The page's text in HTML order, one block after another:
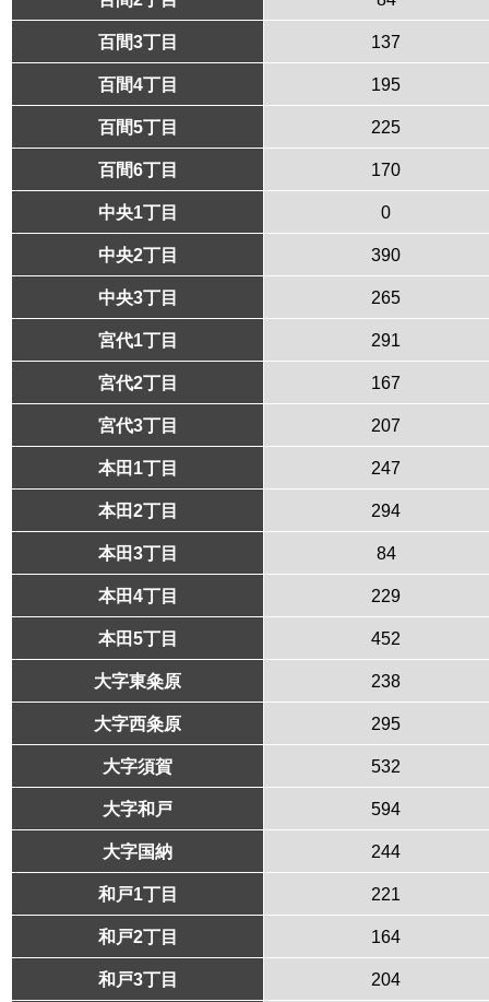
百間3丁目 137
百間4丁目 195
百間5丁目 225
百間6丁目 170
中央1丁目 0
中央2丁目 390
中央3丁目 265
宮代1丁目 291
宮代2丁目 167
宮代3丁目 207
本田1丁目 247
本田2丁目 294
本田3丁目 84
本田4丁目 229
本田5丁目 452
大字東粂原 238
大字西粂原 295
大字須賀 532
大字和戸 594
大字国納 244
和戸1丁目 221
和戸2丁目 164
和戸3丁目 204